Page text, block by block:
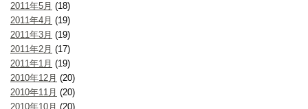
2011年5月 (18)
2011年4月 (19)
2011年3月 (19)
2011年2月 (17)
2011年1月 (19)
2010年12月 (20)
2010年11月 (20)
2010年10月 (20)